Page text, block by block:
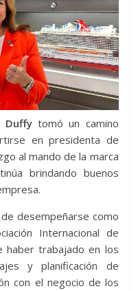
Duffytomó un camino
en presidenta de
al mando de la marca
brindando buenos
desempeñarse como
Internacional de
haber trabajado en los
y planificación de
con el negocio de los